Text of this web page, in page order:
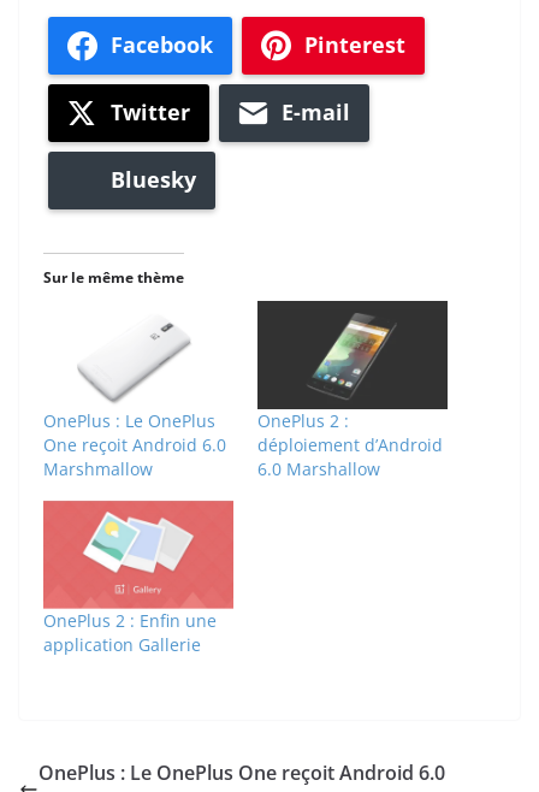
Facebook Pinterest
Twitter E-mail
Bluesky
Sur le même thème
OnePlus : Le OnePlus
One reçoit Android 6.0
Marshmallow
OnePlus 2 :
déploiement d’Android
6.0 Marshallow
OnePlus 2 : Enfin une
application Gallerie
OnePlus : Le OnePlus One reçoit Android 6.0